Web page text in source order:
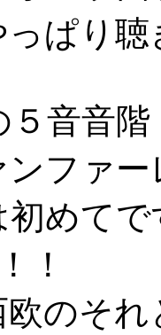
ぱり
音音
ファー
めて
！
のそ